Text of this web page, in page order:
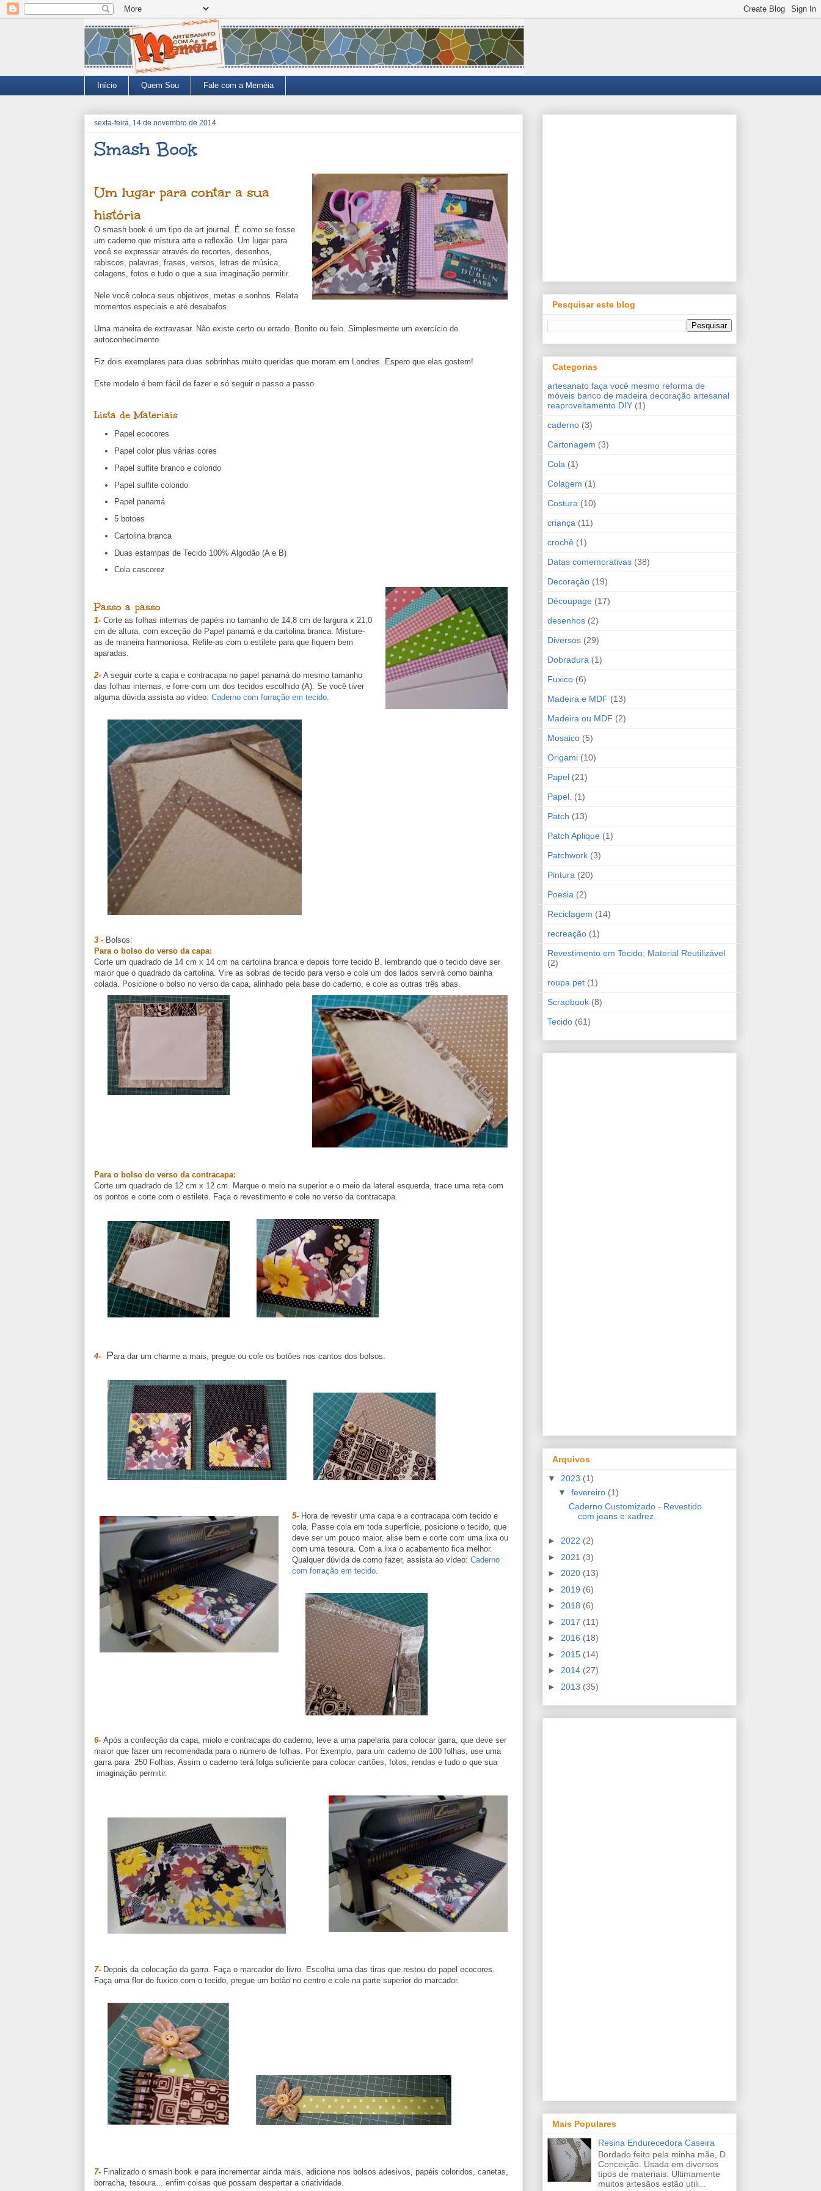
Início Quem Sou Fale com a Meméia
sexta-feira, 14 de novembro de 2014
Smash Book
Um lugar para contar a sua
história
O smash book é um tipo de art journal. É como se fosse
um caderno que mistura arte e reflexão. Um lugar para
você se expressar através de recortes, desenhos,
rabiscos, palavras, frases, versos, letras de música,
colagens, fotos e tudo o que a sua imaginação permitir.
Nele você coloca seus objetivos, metas e sonhos. Relata
momentos especiais e até desabafos.
Uma maneira de extravasar. Não existe certo ou errado. Bonito ou feio. Simplesmente um exercício de
autoconhecimento.
Fiz dois exemplares para duas sobrinhas muito queridas que moram em Londres. Espero que elas gostem!
Este modelo é bem fácil de fazer e só seguir o passo a passo.
Lista de Materiais
Papel ecocores
Papel color plus várias cores
Papel sulfite branco e colorido
Papel sulfite colorido
Papel panamá
5 botoes
Cartolina branca
Duas estampas de Tecido 100% Algodão (A e B)
Cola cascorez
Passo a passo
1- Corte as folhas internas de papéis no tamanho de 14,8 cm de largura x 21,0
cm de altura, com exceção do Papel panamá e da cartolina branca. Misture-
as de maneira harmoniosa. Refile-as com o estilete para que fiquem bem
aparadas.
2- A seguir corte a capa e contracapa no papel panamá do mesmo tamanho
das folhas internas, e forre com um dos tecidos escolhido (A). Se você tiver
alguma dúvida assista ao vídeo: Caderno com forração em tecido.
3 - Bolsos:
Para o bolso do verso da capa:
Corte um quadrado de 14 cm x 14 cm na cartolina branca e depois forre tecido B. lembrando que o tecido deve ser
maior que o quadrado da cartolina. Vire as sobras de tecido para verso e cole um dos lados servirá como bainha
colada. Posicione o bolso no verso da capa, alinhado pela base do caderno, e cole as outras três abas.
Para o bolso do verso da contracapa:
Corte um quadrado de 12 cm x 12 cm. Marque o meio na superior e o meio da lateral esquerda, trace uma reta com
os pontos e corte com o estilete. Faça o revestimento e cole no verso da contracapa.
4- Para dar um charme a mais, pregue ou cole os botões nos cantos dos bolsos.
5- Hora de revestir uma capa e a contracapa com tecido e
cola. Passe cola em toda superfície, posicione o tecido, que
deve ser um pouco maior, alise bem e corte com uma lixa ou
com uma tesoura. Com a lixa o acabamento fica melhor.
Qualquer dúvida de como fazer, assista ao vídeo: Caderno
com forração em tecido.
6- Após a confecção da capa, miolo e contracapa do caderno, leve a uma papelaria para colocar garra, que deve ser
maior que fazer um recomendada para o número de folhas. Por Exemplo, para um caderno de 100 folhas, use uma
garra para 250 Folhas. Assim o caderno terá folga suficiente para colocar cartões, fotos, rendas e tudo o que sua
imaginação permitir.
7- Depois da colocação da garra. Faça o marcador de livro. Escolha uma das tiras que restou do papel ecocores.
Faça uma flor de fuxico com o tecido, pregue um botão no centro e cole na parte superior do marcador.
7- Finalizado o smash book e para incrementar ainda mais, adicione nos bolsos adesivos, papéis coloridos, canetas,
borracha, tesoura... enfim coisas que possam despertar a criatividade.
Pesquisar este blog
Categorias
artesanato faça você mesmo reforma de
móveis banco de madeira decoração artesanal
reaproveitamento DIY (1)
caderno (3)
Cartonagem (3)
Cola (1)
Colagem (1)
Costura (10)
criança (11)
crochê (1)
Datas comemorativas (38)
Decoração (19)
Découpage (17)
desenhos (2)
Diversos (29)
Dobradura (1)
Fuxico (6)
Madeira e MDF (13)
Madeira ou MDF (2)
Mosaico (5)
Origami (10)
Papel (21)
Papel. (1)
Patch (13)
Patch Aplique (1)
Patchwork (3)
Pintura (20)
Poesia (2)
Reciclagem (14)
recreação (1)
Revestimento em Tecido; Material Reutilizável
(2)
roupa pet (1)
Scrapbook (8)
Tecido (61)
Arquivos
▼ 2023 (1)
▼ fevereiro (1)
Caderno Customizado - Revestido
com jeans e xadrez.
► 2022 (2)
► 2021 (3)
► 2020 (13)
► 2019 (6)
► 2018 (6)
► 2017 (11)
► 2016 (18)
► 2015 (14)
► 2014 (27)
► 2013 (35)
Mais Populares
Resina Endurecedora Caseira
Bordado feito pela minha mãe, D.
Conceição. Usada em diversos
tipos de materiais. Ultimamente
muitos artesãos estão utili...